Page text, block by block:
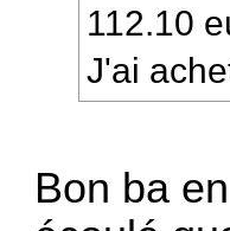
112.10
J'ai
Bon ba